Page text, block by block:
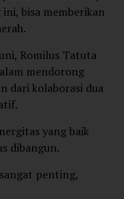
bisa memberikan
Romilus Tatuta
mendorong
dari kolaborasi dua
yang baik
dibangun.
penting,